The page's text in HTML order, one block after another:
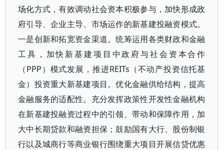
场化方式，有效调动社会资本积极参与，加快形成政
府引导、企业主导、市场运作的新基建投融资模式。
一是创新和拓宽资金渠道。统筹运用各类财政和金融
工具，加快新基建项目中政府与社会资本合作
（PPP）模式发展，推进REITs（不动产投资信托基
金）投资重大新基建项目。优化金融供给结构，提高
金融服务的适配性。充分发挥政策性开发性金融机构
在新基建投融资过程中的引领、带动和保障作用，加
大中长期贷款和融资担保；鼓励国有大行、股份制银
行以及城商行等商业银行围绕重大项目开展信贷优惠